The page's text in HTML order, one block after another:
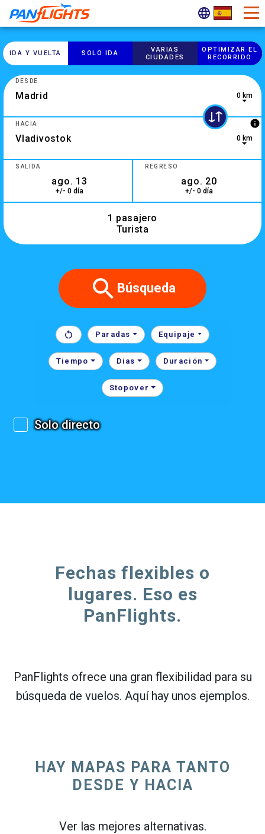
IDA Y VUELTA SOLO IDA
VARIAS
CIUDADES
OPTIMIZAR EL
RECORRIDO
0 results are available, use up and down arrow keys to
DESDE
0 km
2 results are available, use up and down arrow keys to
HACIA info
0 km
SALIDA
+/- 0 día
REGRESO
+/- 0 día
1 pasajero
Turista
Búsqueda
Paradas Equipaje
Tiempo Dias Duración
Stopover
Solo directo
Fechas flexibles o
lugares. Eso es
PanFlights.
PanFlights ofrece una gran flexibilidad para su
búsqueda de vuelos. Aquí hay unos ejemplos.
HAY MAPAS PARA TANTO
DESDE Y HACIA
Ver las mejores alternativas.